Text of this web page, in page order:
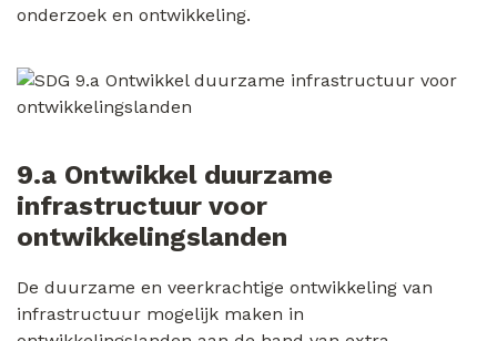
onderzoek en ontwikkeling.
9.a Ontwikkel duurzame
infrastructuur voor
ontwikkelingslanden
De duurzame en veerkrachtige ontwikkeling van
infrastructuur mogelijk maken in